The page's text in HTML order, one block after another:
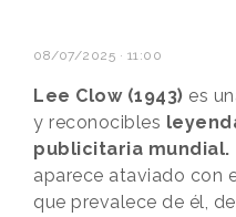
08/07/2025 · 11:00
Lee Clow (1943) es
y reconocibles
publicitaria mundial.
aparece ataviado con
que prevalece de él,